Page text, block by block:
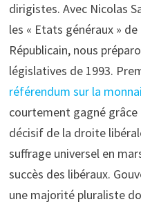
dirigistes. Avec Nicolas
les « Etats généraux »
Républicain, nous
législatives de 1993.
référendum sur la
courtement gagné
décisif de la droite
suffrage universel en
succès des libéraux.
une majorité pluraliste